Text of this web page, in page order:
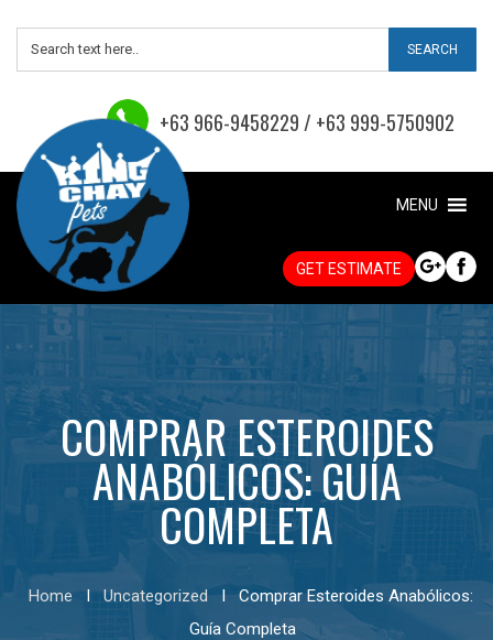
+63 966-9458229 / +63 999-5750902
MENU
GET ESTIMATE
COMPRAR ESTEROIDES
ANABÓLICOS: GUÍA
COMPLETA
Home I Uncategorized I Comprar Esteroides Anabólicos:
Guía Completa